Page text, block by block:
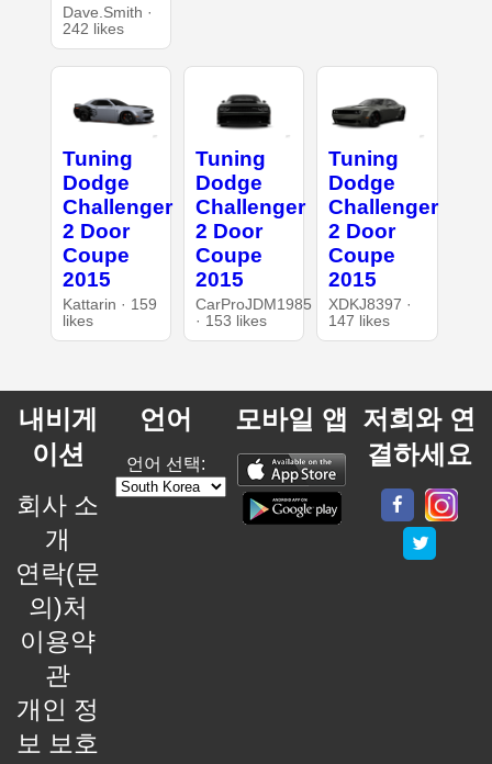
Dave.Smith ·
242 likes
Tuning
Dodge
Challenger
2 Door
Coupe
2015
Kattarin · 159
likes
Tuning
Dodge
Challenger
2 Door
Coupe
2015
CarProJDM1985
· 153 likes
Tuning
Dodge
Challenger
2 Door
Coupe
2015
XDKJ8397 ·
147 likes
내비게
이션
회사 소
개
연락(문
의)처
이용약
관
개인 정
보 보호
언어
언어 선택:
모바일 앱 저희와 연
결하세요